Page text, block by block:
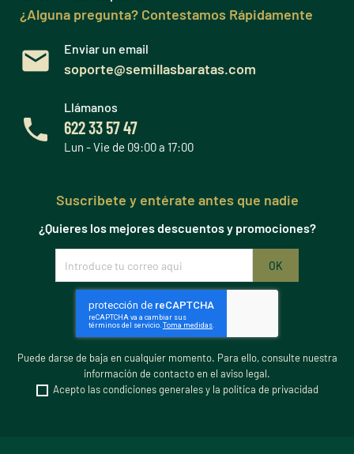
¿Alguna pregunta? Contestamos Rápidamente
Enviar un email
soporte@semillasbaratas.com
Llámanos
622 33 57 47
Lun - Vie de 09:00 a 17:00
Suscribete y entérate antes que nadie
¿Quieres los mejores descuentos y promociones?
Puede darse de baja en cualquier momento. Para ello, consulte nuestra
información de contacto en el aviso legal.
Acepto las condiciones generales y la política de privacidad